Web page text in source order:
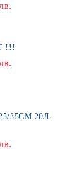
ПАПКА ДЕЛО С ПЛАТ !!!
35СМ 20Л.